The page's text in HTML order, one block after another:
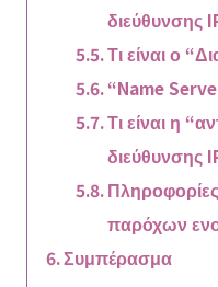
διεύθυνσης
Τι είναι ο
“Name
Τι είναι η
διεύθυνσης
παρόχων
Συμπέρασμα